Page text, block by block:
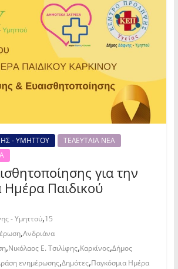
- ΥΜΗΤΤΟΥ
ΤΕΛΕΥΤΑΙΑ ΝΕΑ
για την
Ημέρα Παιδικού
- Υμηττού,15
,Ανδριάνα
,Νικόλαος Ε. Τσιλίφης,Καρκίνος,Δήμος
ενημέρωσης,Δημότες,Παγκόσμια Ημέρα